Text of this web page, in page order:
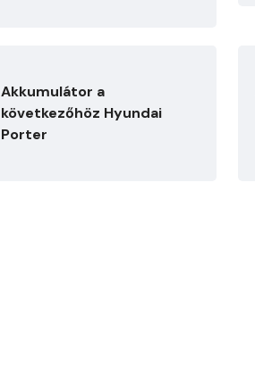
Akkumulátor a
következőhöz Hyundai
Porter